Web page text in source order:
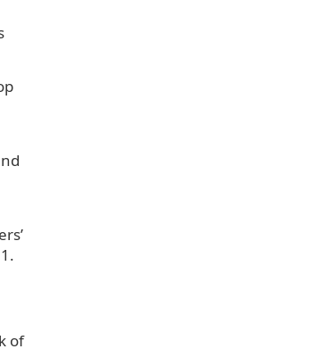
of